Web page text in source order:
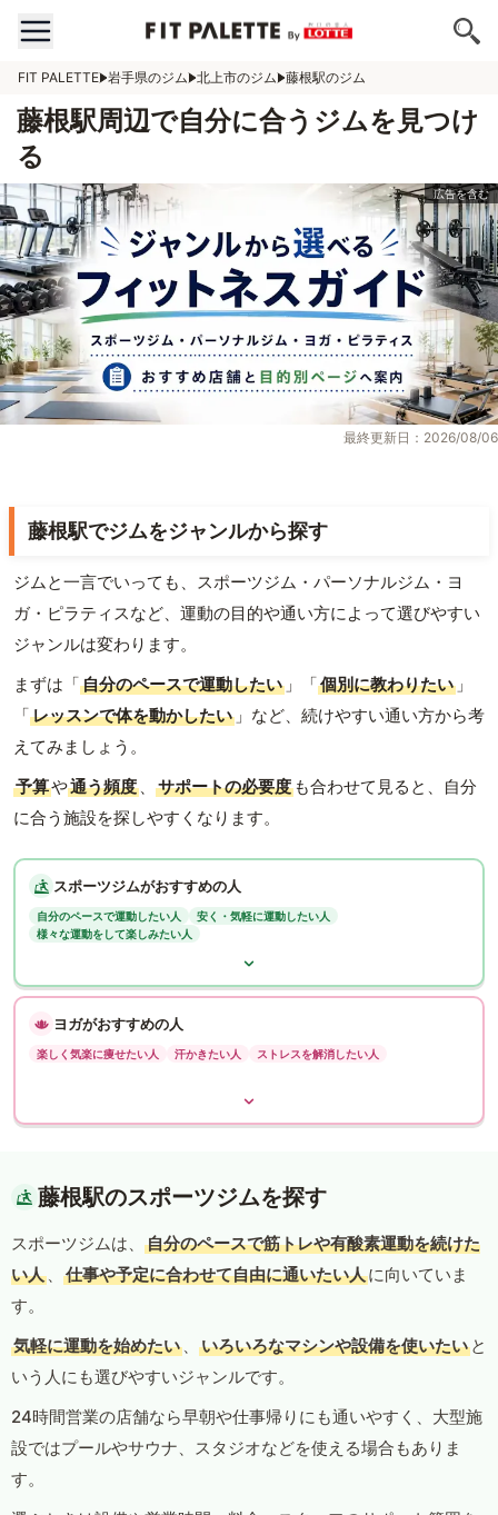
FIT PALETTE 岩手県のジム 北上市のジム 藤根駅のジム
藤根駅周辺で自分に合うジムを見つけ
る
最終更新日：2026/08/06
藤根駅でジムをジャンルから探す
ジムと一言でいっても、スポーツジム・パーソナルジム・ヨ
ガ・ピラティスなど、運動の目的や通い方によって選びやすい
ジャンルは変わります。
まずは「自分のペースで運動したい 」「個別に教わりたい 」
「レッスンで体を動かしたい 」など、続けやすい通い方から考
えてみましょう。
予算や通う頻度 、 サポートの必要度 も合わせて見ると、自分
に合う施設を探しやすくなります。
スポーツジムがおすすめの人
自分のペースで運動したい人
安く・気軽に運動したい人
様々な運動をして楽しみたい人
ヨガがおすすめの人
楽しく気楽に痩せたい人 汗かきたい人 ストレスを解消したい人
藤根駅のスポーツジムを探す
スポーツジムは、
自分のペースで筋トレや有酸素運動を続けた
い人 、 仕事や予定に合わせて自由に通いたい人に向いていま
す。
気軽に運動を始めたい 、 いろいろなマシンや設備を使いたい と
いう人にも選びやすいジャンルです。
24時間営業の店舗なら早朝や仕事帰りにも通いやすく、大型施
設ではプールやサウナ、スタジオなどを使える場合もありま
す。